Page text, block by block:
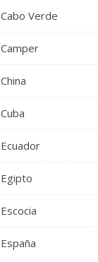
Cabo Verde
Camper
China
Cuba
Ecuador
Egipto
Escocia
España